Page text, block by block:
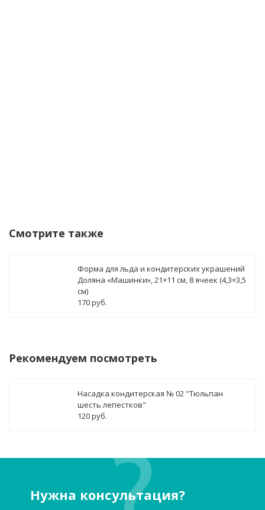
Смотрите также
Форма для льда и кондитерских украшений
Доляна «Машинки», 21×11 см, 8 ячеек (4,3×3,5
см)
170 руб.
Рекомендуем посмотреть
Насадка кондитерская № 02 "Тюльпан
шесть лепестков"
120 руб.
Нужна консультация?